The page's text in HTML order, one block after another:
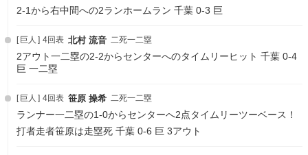
2-1から右中間への2ランホームラン 千葉 0-3 巨
巨人 4回表 北村 流音 二死一二塁
2アウト一二塁の2-2からセンターへのタイムリーヒット 千葉 0-4
巨 一二塁
巨人 4回表 笹原 操希 二死一二塁
ランナー一二塁の1-0からセンターへ2点タイムリーツーベース！
打者走者笹原は走塁死 千葉 0-6 巨 3アウト